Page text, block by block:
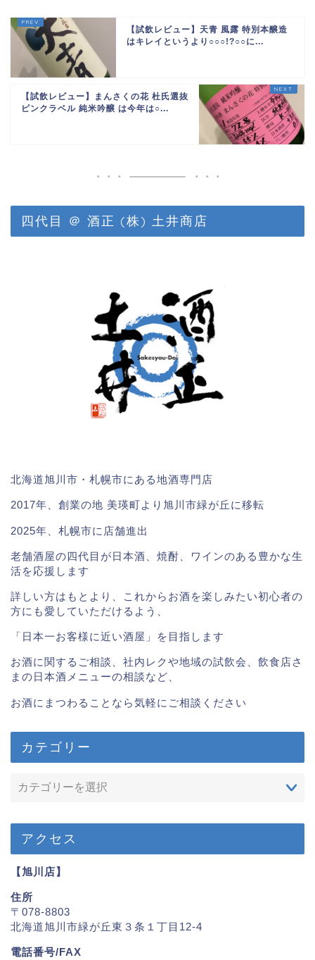
【試飲レビュー】天青 風露 特別本醸造
はキレイというより○○○!?○○に...
【試飲レビュー】まんさくの花 杜氏選抜
ピンクラベル 純米吟醸 は今年は○...
四代目 ＠ 酒正 (株) 土井商店
北海道旭川市・札幌市にある地酒専門店
2017年、創業の地 美瑛町より旭川市緑が丘に移転
2025年、札幌市に店舗進出
老舗酒屋の四代目が日本酒、焼酎、ワインのある豊かな生
活を応援します
詳しい方はもとより、これからお酒を楽しみたい初心者の
方にも愛していただけるよう、
「日本一お客様に近い酒屋」を目指します
お酒に関するご相談、社内レクや地域の試飲会、飲食店さ
まの日本酒メニューの相談など、
お酒にまつわることなら気軽にご相談ください
カテゴリー
アクセス
【旭川店】
住所
〒078-8803
北海道旭川市緑が丘東３条１丁目12-4
電話番号/FAX